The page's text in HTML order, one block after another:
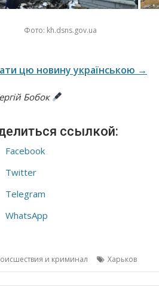
Фото: kh.dsns.gov.ua
цю новину українською →
Бобок
ссылкой:
Facebook
Twitter
Telegram
WhatsApp
и криминал Харьков